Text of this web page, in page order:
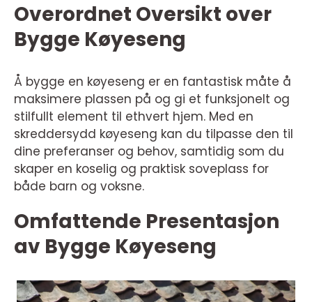
Overordnet Oversikt over
Bygge Køyeseng
Å bygge en køyeseng er en fantastisk måte å
maksimere plassen på og gi et funksjonelt og
stilfullt element til ethvert hjem. Med en
skreddersydd køyeseng kan du tilpasse den til
dine preferanser og behov, samtidig som du
skaper en koselig og praktisk soveplass for
både barn og voksne.
Omfattende Presentasjon
av Bygge Køyeseng